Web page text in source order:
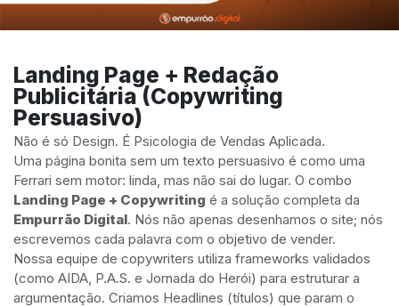
Landing Page + Redação
Publicitária (Copywriting
Persuasivo)
Não é só Design. É Psicologia de Vendas Aplicada.
Uma página bonita sem um texto persuasivo é como uma
Ferrari sem motor: linda, mas não sai do lugar. O combo
Landing Page + Copywriting é a solução completa da
Empurrão Digital. Nós não apenas desenhamos o site; nós
escrevemos cada palavra com o objetivo de vender.
Nossa equipe de copywriters utiliza frameworks validados
(como AIDA, P.A.S. e Jornada do Herói) para estruturar a
argumentação. Criamos Headlines (títulos) que param o